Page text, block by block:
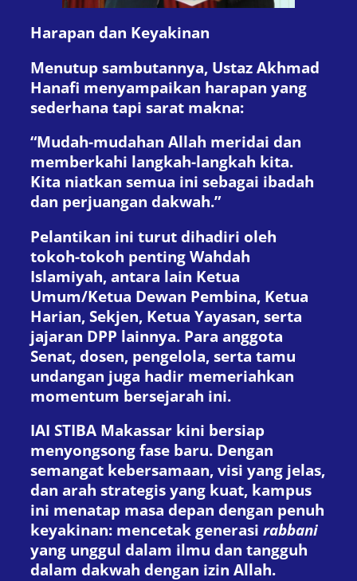
Harapan dan Keyakinan
Menutup sambutannya, Ustaz Akhmad
Hanafi menyampaikan harapan yang
sederhana tapi sarat makna:
“Mudah-mudahan Allah meridai dan
memberkahi langkah-langkah kita.
Kita niatkan semua ini sebagai ibadah
dan perjuangan dakwah.”
Pelantikan ini turut dihadiri oleh
tokoh-tokoh penting Wahdah
Islamiyah, antara lain Ketua
Umum/Ketua Dewan Pembina, Ketua
Harian, Sekjen, Ketua Yayasan, serta
jajaran DPP lainnya. Para anggota
Senat, dosen, pengelola, serta tamu
undangan juga hadir memeriahkan
momentum bersejarah ini.
IAI STIBA Makassar kini bersiap
menyongsong fase baru. Dengan
semangat kebersamaan, visi yang jelas,
dan arah strategis yang kuat, kampus
ini menatap masa depan dengan penuh
keyakinan: mencetak generasi rabbani
yang unggul dalam ilmu dan tangguh
dalam dakwah dengan izin Allah.